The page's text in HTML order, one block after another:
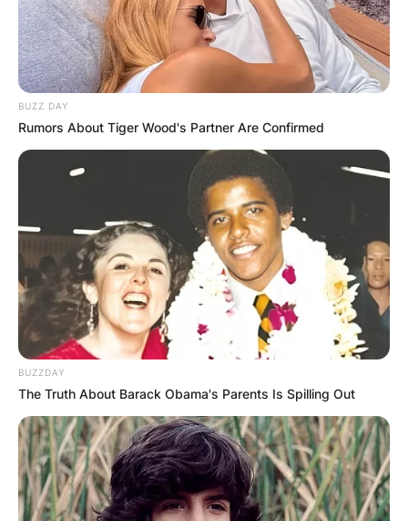
ЛОКАЦИИ
BUZZ DAY
Rumors About Tiger Wood's Partner Are Confirmed
BUZZDAY
The Truth About Barack Obama's Parents Is Spilling Out